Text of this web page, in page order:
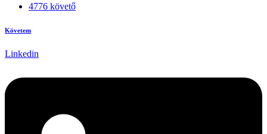
4776 követő
Követem
Linkedin